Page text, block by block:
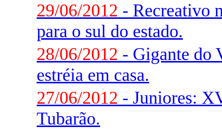
29/06/2012 - Recreativo
para o sul do estado.
28/06/2012 - Gigante do
estréia em casa.
27/06/2012 - Juniores:
Tubarão.